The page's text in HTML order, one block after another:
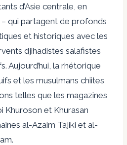
d’Asie centrale, en
qui partagent de profonds
et historiques avec les
djihadistes salafistes
. Aujourd’hui, la rhétorique
et les musulmans chiites
telles que les magazines
Khuroson et Khurasan
al-Azaim Tajiki et al-